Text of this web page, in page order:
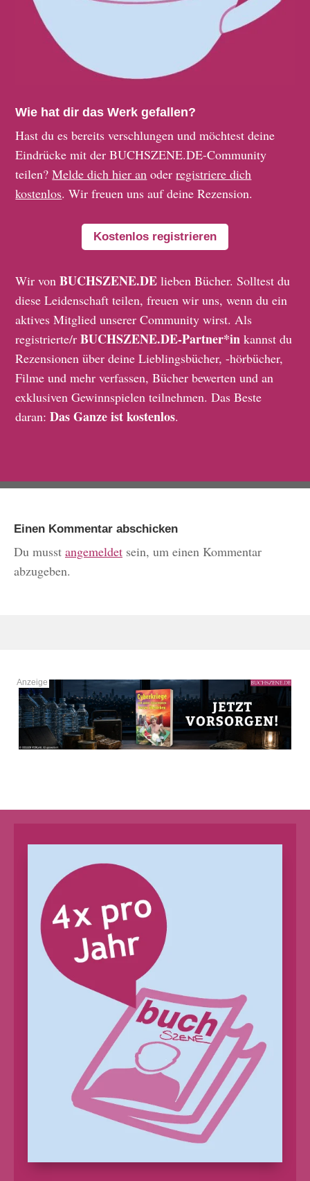
Wie hat dir das Werk gefallen?
Hast du es bereits verschlungen und möchtest deine
Eindrücke mit der BUCHSZENE.DE-Community
teilen?Melde dich hier an oderregistriere dich
kostenlos. Wir freuen uns auf deine Rezension.
Kostenlos registrieren
Wir vonBUCHSZENE.DE lieben Bücher. Solltest du
diese Leidenschaft teilen, freuen wir uns, wenn du ein
aktives Mitglied unserer Community wirst. Als
registrierte/rBUCHSZENE.DE-Partner*in kannst du
Rezensionen über deine Lieblingsbücher, -hörbücher,
Filme und mehr verfassen, Bücher bewerten und an
exklusiven Gewinnspielen teilnehmen. Das Beste
daran:Das Ganze ist kostenlos.
Einen Kommentar abschicken
Du musst angemeldet sein, um einen Kommentar
abzugeben.